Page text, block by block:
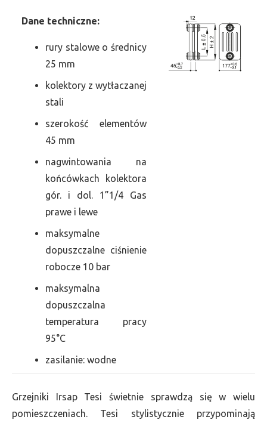
Dane techniczne:
rury stalowe o średnicy
25 mm
kolektory z wytłaczanej
stali
szerokość elementów
45 mm
nagwintowania na
końcówkach kolektora
gór. i dol. 1”1/4 Gas
prawe i lewe
maksymalne
dopuszczalne ciśnienie
robocze 10 bar
maksymalna
dopuszczalna
temperatura pracy
95°C
zasilanie: wodne
Grzejniki Irsap Tesi świetnie sprawdzą się w wielu
pomieszczeniach. Tesi stylistycznie przypominają